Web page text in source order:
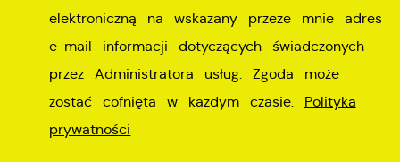
elektroniczną na wskazany przeze mnie adres
e-mail informacji dotyczących świadczonych
przez Administratora usług. Zgoda może
zostać cofnięta w każdym czasie. Polityka
prywatności